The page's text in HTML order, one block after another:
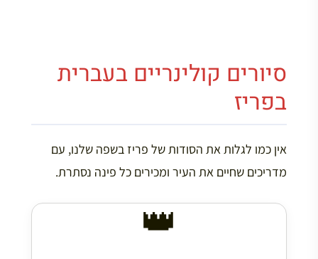
סיורים קולינריים בעברית
בפריז
אין כמו לגלות את הסודות של פריז בשפה שלנו, עם
מדריכים שחיים את העיר ומכירים כל פינה נסתרת.
👑